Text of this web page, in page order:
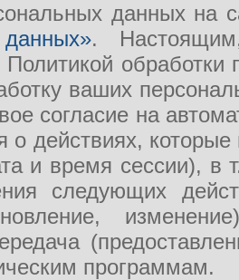
данных на
.
Политикой
ваших
согласие на
о действиях,
и время сессии), в
следующих
программам.